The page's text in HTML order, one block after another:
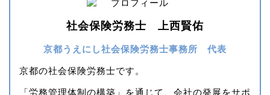
社会保険労務士 上西賢佑
京都うえにし社会保険労務士事務所 代表
京都の社会保険労務士です。
「労務管理体制の構築」を通じて、会社の発展をサポ